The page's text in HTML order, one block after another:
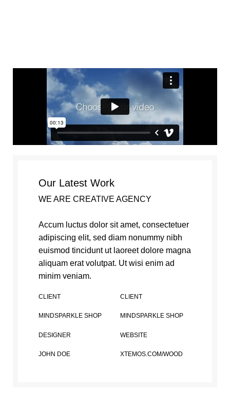
Our Latest Work
WE ARE CREATIVE AGENCY
Accum luctus dolor sit amet, consectetuer
adipiscing elit, sed diam nonummy nibh
euismod tincidunt ut laoreet dolore magna
aliquam erat volutpat. Ut wisi enim ad
minim veniam.
CLIENT
MINDSPARKLE SHOP
CLIENT
MINDSPARKLE SHOP
DESIGNER
JOHN DOE
WEBSITE
XTEMOS.COM/WOOD